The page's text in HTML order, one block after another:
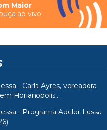
Maior
ao vivo
- Carla Ayres, vereadora
Florianópolis...
- Programa Adelor Lessa